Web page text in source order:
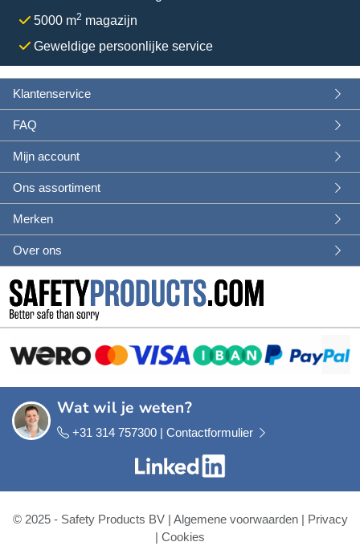
5000 m2 magazijn
Geweldige persoonlijke service
Klantenservice
FAQ
Mijn account
Ons assortiment
Merken
Over ons
Wat wil je weten?
+31 314 757300 | Contactformulier
© 2025 - Safety Products BV | Algemene voorwaarden| Privacy
| Cookies